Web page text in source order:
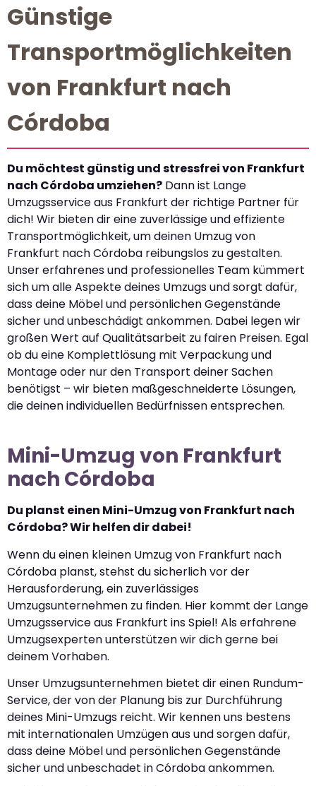
Günstige
Transportmöglichkeiten
von Frankfurt nach
Córdoba
Du möchtest günstig und stressfrei von Frankfurt
nach Córdoba umziehen? Dann ist Lange
Umzugsservice aus Frankfurt der richtige Partner für
dich! Wir bieten dir eine zuverlässige und effiziente
Transportmöglichkeit, um deinen Umzug von
Frankfurt nach Córdoba reibungslos zu gestalten.
Unser erfahrenes und professionelles Team kümmert
sich um alle Aspekte deines Umzugs und sorgt dafür,
dass deine Möbel und persönlichen Gegenstände
sicher und unbeschädigt ankommen. Dabei legen wir
großen Wert auf Qualitätsarbeit zu fairen Preisen. Egal
ob du eine Komplettlösung mit Verpackung und
Montage oder nur den Transport deiner Sachen
benötigst – wir bieten maßgeschneiderte Lösungen,
die deinen individuellen Bedürfnissen entsprechen.
Mini-Umzug von Frankfurt
nach Córdoba
Du planst einen Mini-Umzug von Frankfurt nach
Córdoba? Wir helfen dir dabei!
Wenn du einen kleinen Umzug von Frankfurt nach
Córdoba planst, stehst du sicherlich vor der
Herausforderung, ein zuverlässiges
Umzugsunternehmen zu finden. Hier kommt der Lange
Umzugsservice aus Frankfurt ins Spiel! Als erfahrene
Umzugsexperten unterstützen wir dich gerne bei
deinem Vorhaben.
Unser Umzugsunternehmen bietet dir einen Rundum-
Service, der von der Planung bis zur Durchführung
deines Mini-Umzugs reicht. Wir kennen uns bestens
mit internationalen Umzügen aus und sorgen dafür,
dass deine Möbel und persönlichen Gegenstände
sicher und unbeschadet in Córdoba ankommen.